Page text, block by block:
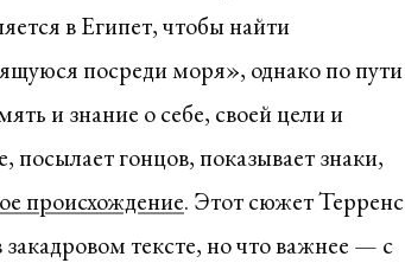
в Египет, чтобы найти
посреди моря», однако по пути
и знание о себе, своей цели и
гонцов, показывает знаки,
происхождение. Этот сюжет Терренс
тексте, но что важнее — с